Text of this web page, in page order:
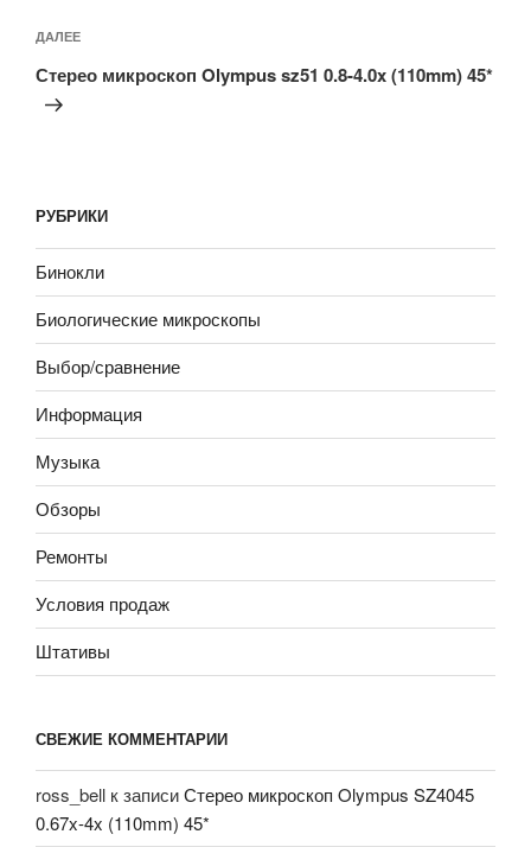
Следующая
запись
ДАЛЕЕ
Стерео микроскоп Olympus sz51 0.8-4.0x (110mm) 45*
РУБРИКИ
Бинокли
Биологические микроскопы
Выбор/сравнение
Информация
Музыка
Обзоры
Ремонты
Условия продаж
Штативы
СВЕЖИЕ КОММЕНТАРИИ
ross_bell к записиСтерео микроскоп Olympus SZ4045
0.67x-4x (110mm) 45*